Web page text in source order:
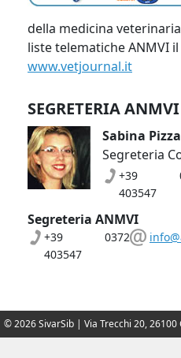
della medicina
liste telematiche ANMVI
www.vetjournal.it
SEGRETERIA ANMVI
Sabina
Segreteria
+39
403547
Segreteria ANMVI
+39 0372
403547
© 2026 SivarSib | Via Trecchi 20,